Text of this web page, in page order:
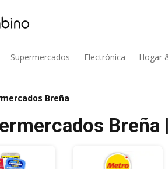
Supermercados Electrónica Hogar
Breña